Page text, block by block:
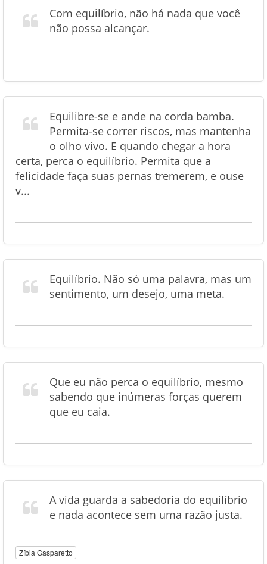
Com equilíbrio, não há nada que você
não possa alcançar.
Equilibre-se e ande na corda bamba.
Permita-se correr riscos, mas mantenha
o olho vivo. E quando chegar a hora
certa, perca o equilíbrio. Permita que a
felicidade faça suas pernas tremerem, e ouse
v...
Equilíbrio. Não só uma palavra, mas um
sentimento, um desejo, uma meta.
Que eu não perca o equilíbrio, mesmo
sabendo que inúmeras forças querem
que eu caia.
A vida guarda a sabedoria do equilíbrio
e nada acontece sem uma razão justa.
Zíbia Gasparetto